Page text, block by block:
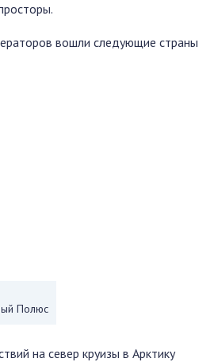
вошли следующие страны
Полюс
на север круизы в Арктику